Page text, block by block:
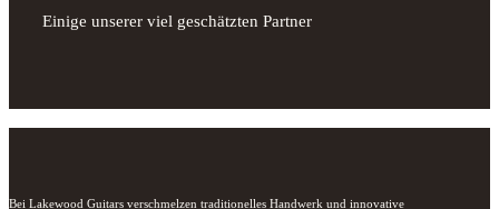
Einige unserer viel geschätzten Partner
Bei Lakewood Guitars verschmelzen traditionelles Handwerk und innovative